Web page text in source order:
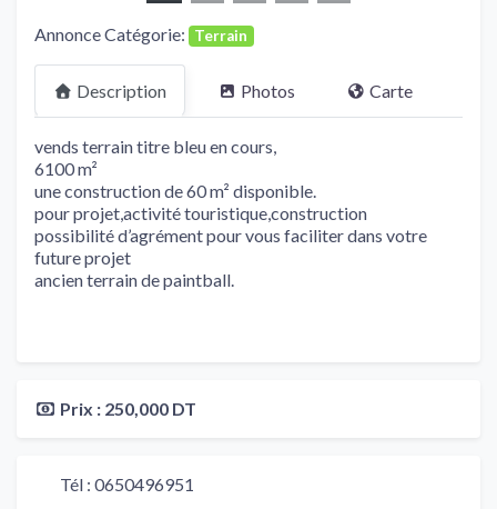
Annonce Catégorie: Terrain
Description Photos Carte
vends terrain titre bleu en cours,
6100 m²
une construction de 60 m² disponible.
pour projet,activité touristique,construction
possibilité d’agrément pour vous faciliter dans votre
future projet
ancien terrain de paintball.
Prix : 250,000 DT
Tél : 0650496951